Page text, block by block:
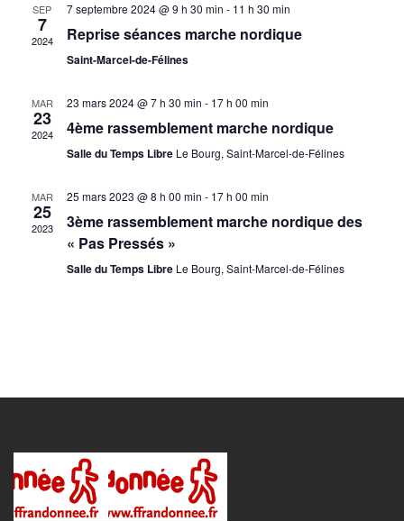
SEP
7
2024
7 septembre 2024 @ 9 h 30 min - 11 h 30 min
Reprise séances marche nordique
Saint-Marcel-de-Félines
MAR
23
2024
23 mars 2024 @ 7 h 30 min - 17 h 00 min
4ème rassemblement marche nordique
Salle du Temps Libre Le Bourg, Saint-Marcel-de-Félines
MAR
25
2023
25 mars 2023 @ 8 h 00 min - 17 h 00 min
3ème rassemblement marche nordique des
« Pas Pressés »
Salle du Temps Libre Le Bourg, Saint-Marcel-de-Félines